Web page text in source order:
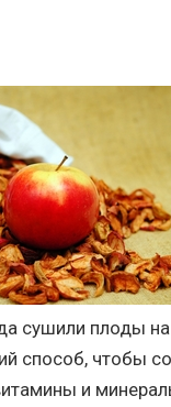
сушили плоды
способ, чтобы
и